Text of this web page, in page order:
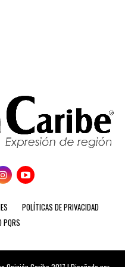
POLÍTICAS DE PRIVACIDAD
PQRS